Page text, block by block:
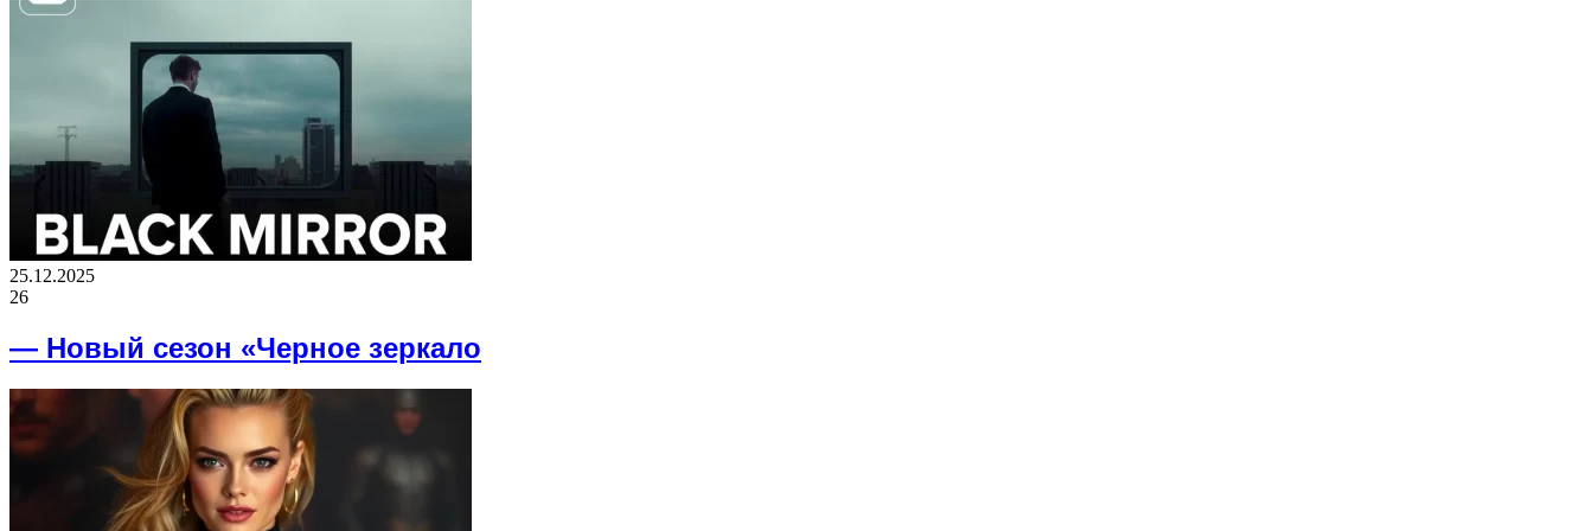
25.12.2025
26
— Новый сезон «Черное зеркало